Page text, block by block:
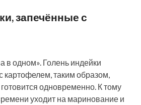
запечённые с
в одном». Голень индейки
картофелем, таким образом,
одновременно. К тому
уходит на маринование и